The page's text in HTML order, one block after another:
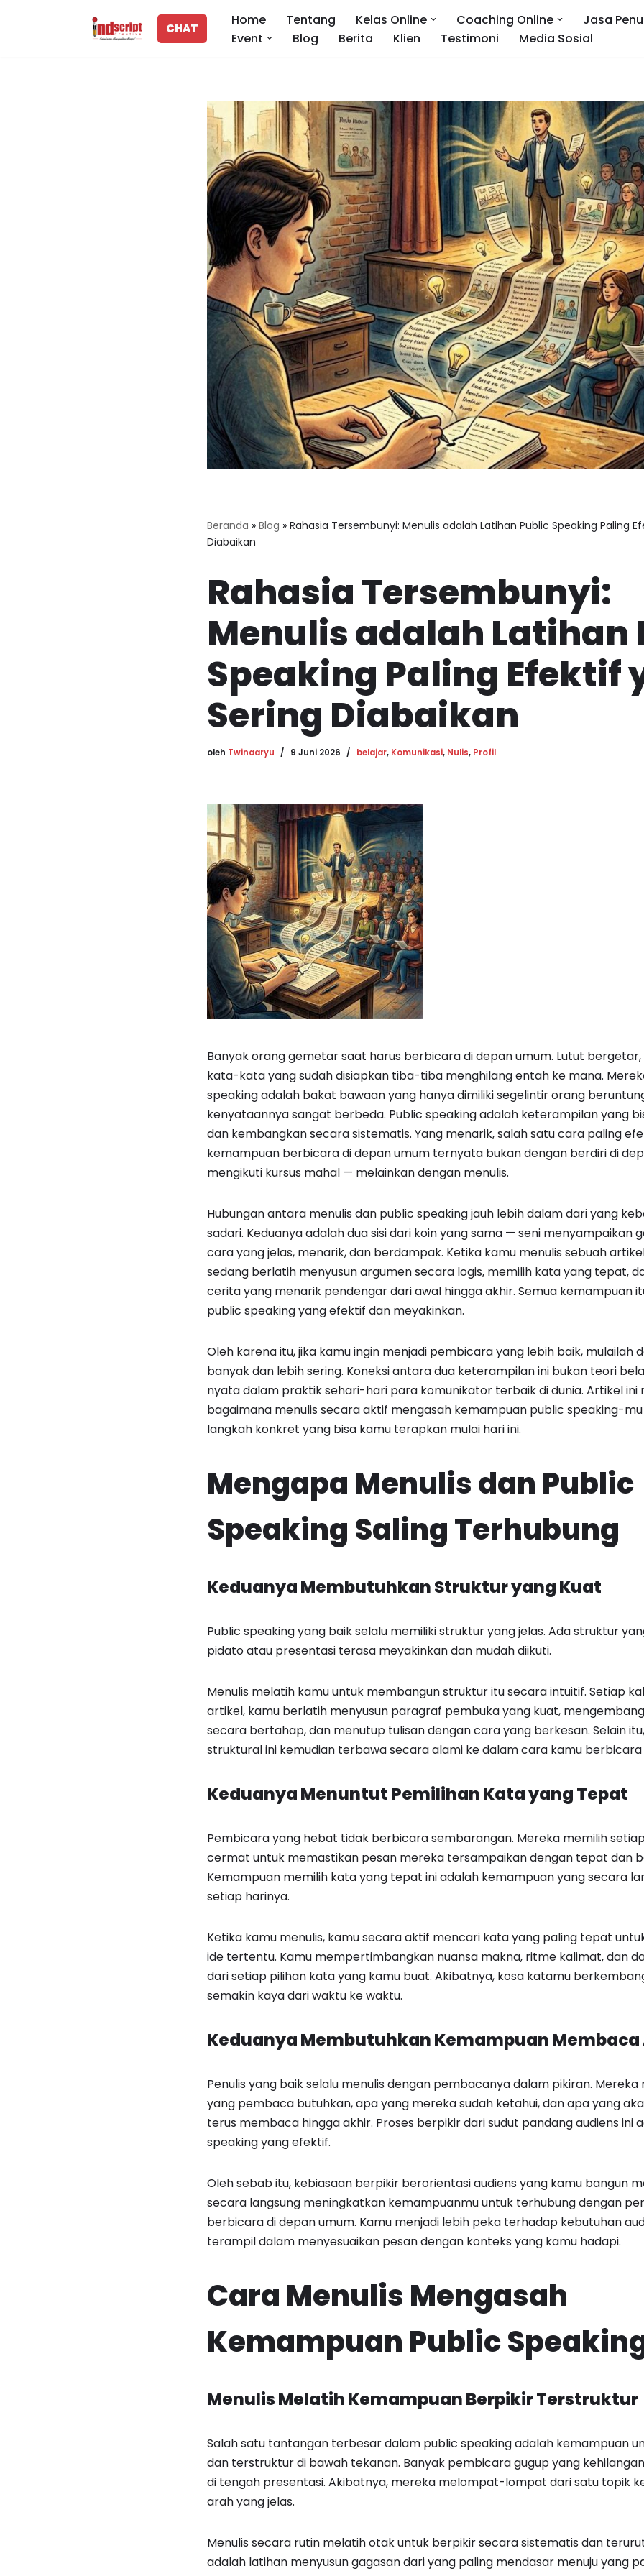
CHAT
Home Tentang Kelas Online Coaching Online
Jasa
Event
Blog Berita Klien Testimoni Media Sosial
Beranda » Blog » Rahasia Tersembunyi: Menulis adalah Latihan Public Speaking Paling
Diabaikan
Rahasia Tersembunyi:
Menulis adalah Latihan
Speaking Paling Efektif
Sering Diabaikan
oleh Twinaaryu 9 Juni 2026 belajar, Komunikasi, Nulis, Profil
Banyak orang gemetar saat harus berbicara di depan umum. Lutut
kata-kata yang sudah disiapkan tiba-tiba menghilang entah ke mana.
speaking adalah bakat bawaan yang hanya dimiliki segelintir orang
kenyataannya sangat berbeda. Public speaking adalah keterampilan yang
dan kembangkan secara sistematis. Yang menarik, salah satu cara paling
kemampuan berbicara di depan umum ternyata bukan dengan berdiri di
mengikuti kursus mahal — melainkan dengan menulis.
Hubungan antara menulis dan public speaking jauh lebih dalam dari yang
sadari. Keduanya adalah dua sisi dari koin yang sama — seni menyampaikan
cara yang jelas, menarik, dan berdampak. Ketika kamu menulis sebuah
sedang berlatih menyusun argumen secara logis, memilih kata yang tepat,
cerita yang menarik pendengar dari awal hingga akhir. Semua kemampuan
public speaking yang efektif dan meyakinkan.
Oleh karena itu, jika kamu ingin menjadi pembicara yang lebih baik, mulailah
banyak dan lebih sering. Koneksi antara dua keterampilan ini bukan teori
nyata dalam praktik sehari-hari para komunikator terbaik di dunia. Artikel ini
bagaimana menulis secara aktif mengasah kemampuan public speaking-
langkah konkret yang bisa kamu terapkan mulai hari ini.
Mengapa Menulis dan Public
Speaking Saling Terhubung
Keduanya Membutuhkan Struktur yang Kuat
Public speaking yang baik selalu memiliki struktur yang jelas. Ada struktur
pidato atau presentasi terasa meyakinkan dan mudah diikuti.
Menulis melatih kamu untuk membangun struktur itu secara intuitif. Setiap
artikel, kamu berlatih menyusun paragraf pembuka yang kuat,
secara bertahap, dan menutup tulisan dengan cara yang berkesan. Selain
struktural ini kemudian terbawa secara alami ke dalam cara kamu berbicara
Keduanya Menuntut Pemilihan Kata yang Tepat
Pembicara yang hebat tidak berbicara sembarangan. Mereka memilih
cermat untuk memastikan pesan mereka tersampaikan dengan tepat dan
Kemampuan memilih kata yang tepat ini adalah kemampuan yang secara
setiap harinya.
Ketika kamu menulis, kamu secara aktif mencari kata yang paling tepat
ide tertentu. Kamu mempertimbangkan nuansa makna, ritme kalimat, dan
dari setiap pilihan kata yang kamu buat. Akibatnya, kosa katamu
semakin kaya dari waktu ke waktu.
Keduanya Membutuhkan Kemampuan Membaca
Penulis yang baik selalu menulis dengan pembacanya dalam pikiran.
yang pembaca butuhkan, apa yang mereka sudah ketahui, dan apa yang
terus membaca hingga akhir. Proses berpikir dari sudut pandang audiens ini
speaking yang efektif.
Oleh sebab itu, kebiasaan berpikir berorientasi audiens yang kamu bangun
secara langsung meningkatkan kemampuanmu untuk terhubung dengan
berbicara di depan umum. Kamu menjadi lebih peka terhadap kebutuhan
terampil dalam menyesuaikan pesan dengan konteks yang kamu hadapi.
Cara Menulis Mengasah
Kemampuan Public
Menulis Melatih Kemampuan Berpikir Terstruktur
Salah satu tantangan terbesar dalam public speaking adalah kemampuan
dan terstruktur di bawah tekanan. Banyak pembicara gugup yang
di tengah presentasi. Akibatnya, mereka melompat-lompat dari satu topik
arah yang jelas.
Menulis secara rutin melatih otak untuk berpikir secara sistematis dan
adalah latihan menyusun gagasan dari yang paling mendasar menuju yang